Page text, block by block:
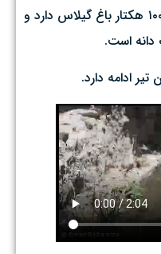
روستای کرمجگان شهرستان کهک ۱۰۰ هکتار باغ گیلاس دارد و
است.
ادامه دارد.